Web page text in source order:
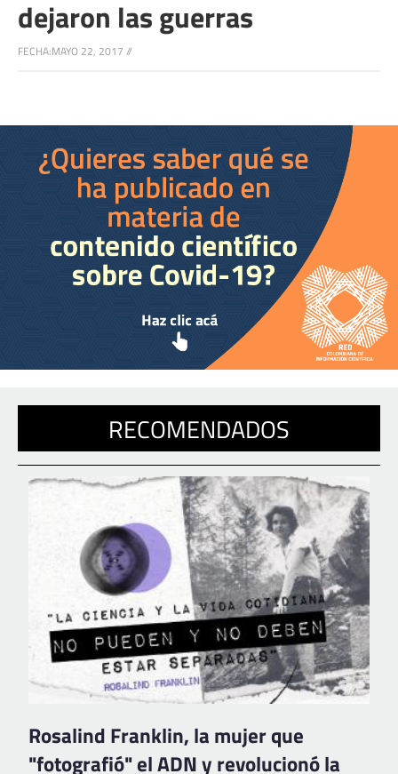
dejaron las guerras
FECHA:MAYO 22, 2017 //
RECOMENDADOS
Rosalind Franklin, la mujer que
"fotografió" el ADN y revolucionó la